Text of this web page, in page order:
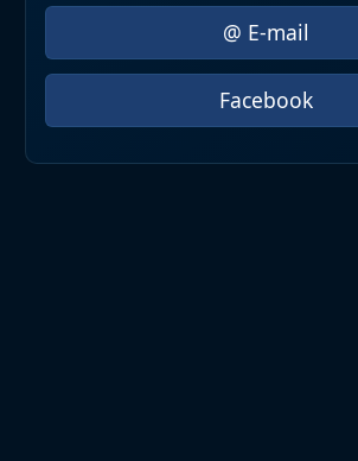
@ E-mail
Facebook